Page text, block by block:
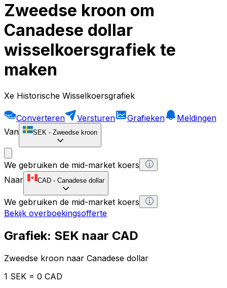
Zweedse kroon om
Canadese dollar
wisselkoersgrafiek te
maken
Xe Historische Wisselkoersgrafiek
Converteren Versturen Grafieken
Meldingen
Van
SEK - Zweedse kroon
We gebruiken de mid-market koers
Naar
CAD - Canadese dollar
We gebruiken de mid-market koers
Bekijk overboekingsofferte
Grafiek: SEK naar CAD
Zweedse kroon naar Canadese dollar
1 SEK = 0 CAD